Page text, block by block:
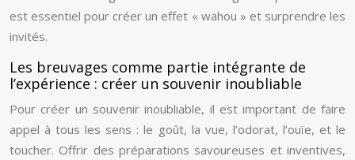
est essentiel pour créer un effet « wahou » et surprendre les
invités.
Les breuvages comme partie intégrante de
l’expérience : créer un souvenir inoubliable
Pour créer un souvenir inoubliable, il est important de faire
appel à tous les sens : le goût, la vue, l’odorat, l’ouïe, et le
toucher. Offrir des préparations savoureuses et inventives,